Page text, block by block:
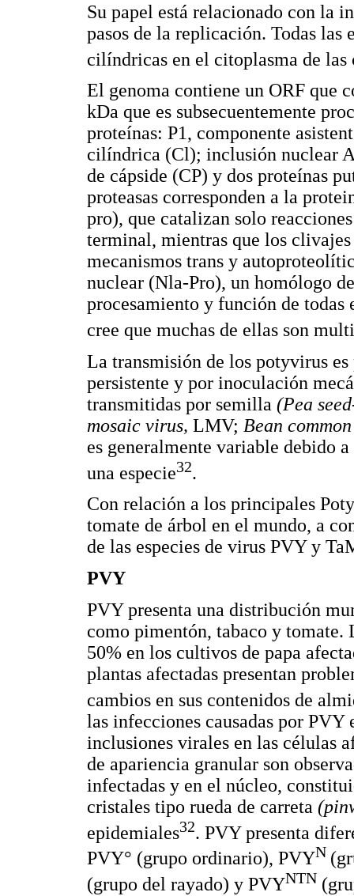
Su papel está relacionado con la
pasos de la replicación. Todas las
cilíndricas en el citoplasma de las
El genoma contiene un ORF que
kDa que es subsecuentemente
proteínas: P1, componente
cilíndrica (Cl); inclusión nuclear
de cápside (CP) y dos proteínas
proteasas corresponden a la
pro), que catalizan solo
terminal, mientras que los
mecanismos trans y
nuclear (Nla-Pro), un homólogo
procesamiento y función de todas
cree que muchas de ellas son
La transmisión de los potyvirus
persistente y por inoculación
transmitidas por semilla (Pea
mosaic virus, LMV; Bean
es generalmente variable debido
una especie32.
Con relación a los principales
tomate de árbol en el mundo, a
de las especies de virus PVY y
PVY
PVY presenta una distribución
como pimentón, tabaco y tomate.
50% en los cultivos de papa
plantas afectadas presentan
cambios en sus contenidos de
las infecciones causadas por PVY
inclusiones virales en las células
de apariencia granular son
infectadas y en el núcleo,
cristales tipo rueda de carreta
epidemiales32. PVY presenta
PVY° (grupo ordinario), PVYN
(grupo del rayado) y PVYNTN